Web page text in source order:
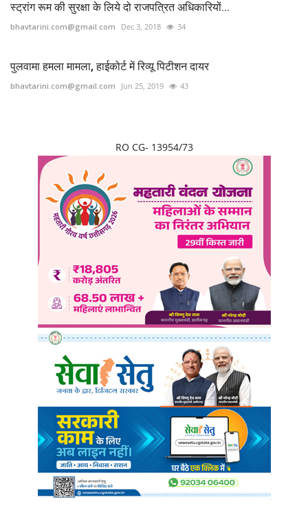
स्ट्रांग रूम की सुरक्षा के लिये दो राजपत्रित अधिकारियों...
bhavtarini.com@gmail.com Dec 3, 2018 34
पुलवामा हमला मामला, हाईकोर्ट में रिव्यू पिटीशन दायर
bhavtarini.com@gmail.com Jun 25, 2019 43
RO CG- 13954/73